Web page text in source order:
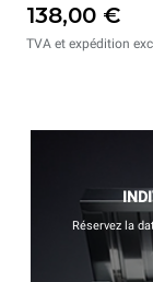
138,00 €
TVA et expédition
Réservez la